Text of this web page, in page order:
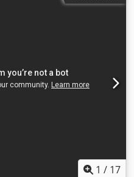
Interruptor de
del motor: 4,5 kW
4200/3200 rpm Fabricante:
1 / 17